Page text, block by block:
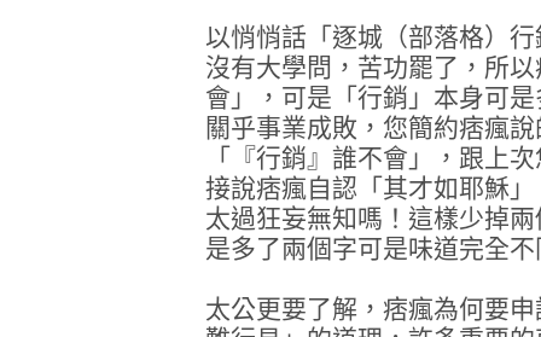
以悄悄話「逐城（部落格）
沒有大學問，苦功罷了，所
會」，可是「行銷」本身可
關乎事業成敗，您簡約痞瘋
「『行銷』誰不會」，跟上
接說痞瘋自認「其才如耶穌
太過狂妄無知嗎！這樣少掉
是多了兩個字可是味道完全
太公更要了解，痞瘋為何要